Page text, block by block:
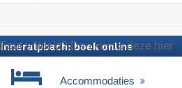
Fout ontdekt? Dan kunt u deze hier
Inneralpbach: boek online
Accommodaties